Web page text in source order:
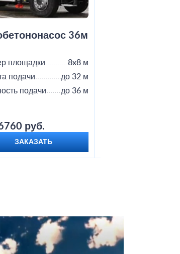
36м
площадки
8x8 м
подачи
до 32 м
подачи
до 36 м
руб.
ЗАКАЗАТЬ